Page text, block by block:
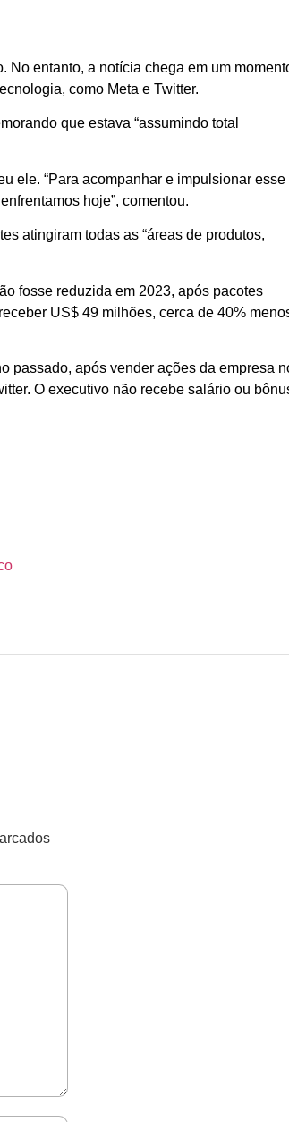
No entanto, a notícia chega em um
como Meta e Twitter.
que estava “assumindo total
ele. “Para acompanhar e impulsionar esse
hoje”, comentou.
atingiram todas as “áreas de produtos,
fosse reduzida em 2023, após pacotes
US$ 49 milhões, cerca de 40%
passado, após vender ações da empresa
O executivo não recebe salário ou